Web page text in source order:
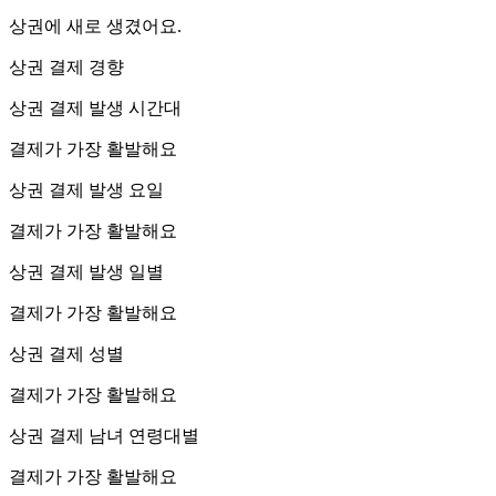
상권에 새로 생겼어요.
상권 결제 경향
상권 결제 발생 시간대
결제가 가장 활발해요
상권 결제 발생 요일
결제가 가장 활발해요
상권 결제 발생 일별
결제가 가장 활발해요
상권 결제 성별
결제가 가장 활발해요
상권 결제 남녀 연령대별
결제가 가장 활발해요